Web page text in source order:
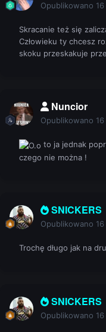
Opublikowano
Skracanie też się
Człowieku ty chcesz
skoku przeskakuje
Nuncior
Opublikowano
to ja jednak
czego nie można !
SNICKERS
Opublikowano
Trochę długo jak na
SNICKERS
Opublikowano